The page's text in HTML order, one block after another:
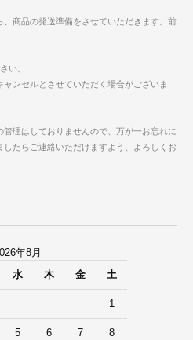
、商品の発送準備をさせていただきます。前
い。
ンセルとさせていただく場合がございま
理はしておりませんので、万が一お忘れに
たらご連絡いただけますよう、よろしくお
年8月
水 木 金 土
1
5 6 7 8